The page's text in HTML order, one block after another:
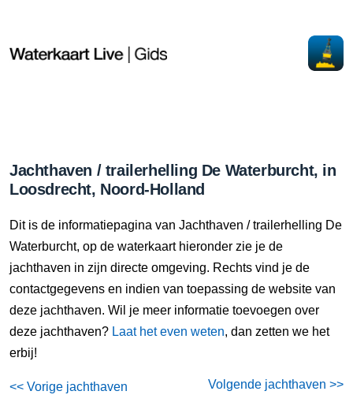
Jachthaven / trailerhelling De Waterburcht, in
Loosdrecht, Noord-Holland
Dit is de informatiepagina van Jachthaven / trailerhelling De
Waterburcht, op de waterkaart hieronder zie je de
jachthaven in zijn directe omgeving. Rechts vind je de
contactgegevens en indien van toepassing de website van
deze jachthaven. Wil je meer informatie toevoegen over
deze jachthaven? Laat het even weten, dan zetten we het
erbij!
<< Vorige jachthaven Volgende jachthaven >>